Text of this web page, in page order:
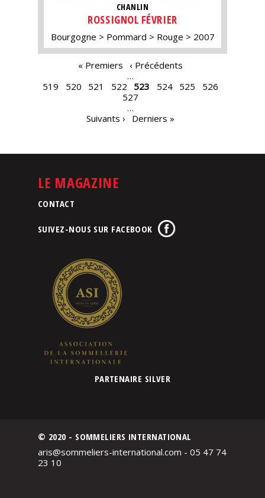
CHANLIN
ROSSIGNOL FÉVRIER
Bourgogne Pommard Rouge 2007
« Premiers
‹ Précédents
…
519
520 521 522 523 524 525
526
527
…
Suivants ›
Derniers »
LE MAGAZINE
CONTACT
SUIVEZ-NOUS SUR FACEBOOK
PARTENAIRE SILVER
© 2020 - SOMMELIERS INTERNATIONAL
aris@sommeliers-international.com - 05 47 74
23 10